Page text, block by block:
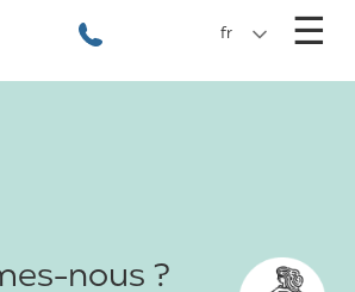
Voyages
+33 1 74 85 50 50
fr ☰
nous ?